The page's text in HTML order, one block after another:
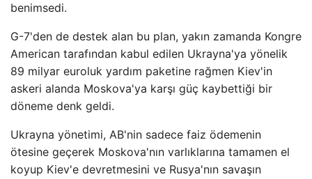
benimsedi.
G-7'den de destek alan bu plan, yakın zamanda Kongre
American tarafından kabul edilen Ukrayna'ya yönelik
89 milyar euroluk yardım paketine rağmen Kiev'in
askeri alanda Moskova'ya karşı güç kaybettiği bir
döneme denk geldi.
Ukrayna yönetimi, AB'nin sadece faiz ödemenin
ötesine geçerek Moskova'nın varlıklarına tamamen el
koyup Kiev'e devretmesini ve Rusya'nın savaşın